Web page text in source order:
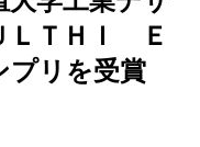
ＬＴＨＩ Ｅ
リを受賞